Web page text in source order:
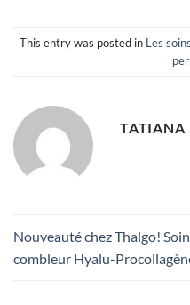
This entry was posted in Les
TATIANA
Nouveauté chez Thalgo! Soin
combleur Hyalu-